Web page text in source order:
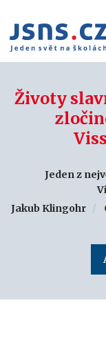
Životy
Jeden z
Jakub Klingohr